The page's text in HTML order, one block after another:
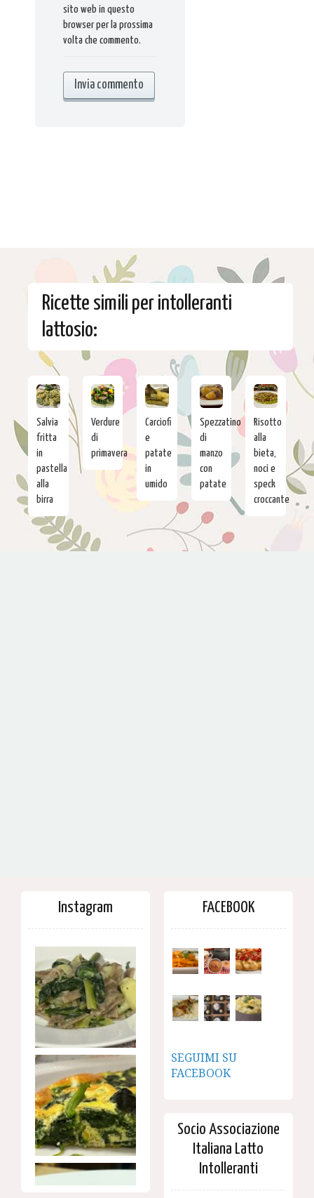
sito web in questo
browser per la prossima
volta che commento.
Ricette simili per intolleranti
lattosio:
Salvia
fritta
in
pastella
alla
birra
Verdure
di
primavera
Carciofi
e
patate
in
umido
Spezzatino
di
manzo
con
patate
Risotto
alla
bieta,
noci e
speck
croccante
Instagram FACEBOOK
SEGUIMI SU
FACEBOOK
Socio Associazione
Italiana Latto
Intolleranti